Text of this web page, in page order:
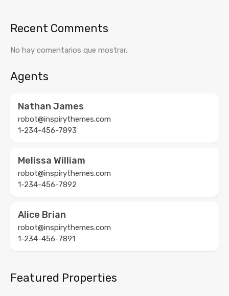
Recent Comments
No hay comentarios que mostrar.
Agents
Nathan James
robot@inspirythemes.com
1-234-456-7893
Melissa William
robot@inspirythemes.com
1-234-456-7892
Alice Brian
robot@inspirythemes.com
1-234-456-7891
Featured Properties